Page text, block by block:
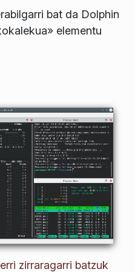
bat da Dolphin
elementu
zirraragarri batzuk